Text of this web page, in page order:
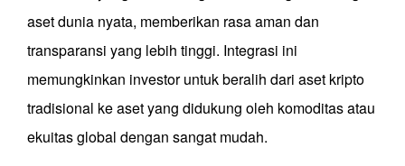
aset dunia nyata, memberikan rasa aman dan
transparansi yang lebih tinggi. Integrasi ini
memungkinkan investor untuk beralih dari aset kripto
tradisional ke aset yang didukung oleh komoditas atau
ekuitas global dengan sangat mudah.